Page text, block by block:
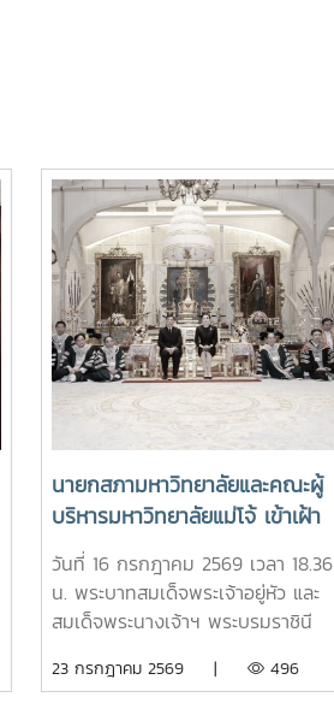
นายกสภามหาวิทยาลัยและคณะผู้
บริหารมหาวิทยาลัยแม่โจ้ เข้าเฝ้า
ทูลละอองธุลีพระบาท ทูลเกล้าฯ
ถวายปริญญาดุษฎีบัณฑิต
กิตติมศักดิ์ ครุยวิทยฐานะ และ
ความสำเร็จของมหาวิทยาลัยร่วม
วันที่ 16 กรกฎาคม 2569 เวลา 18.36
น. พระบาทสมเด็จพระเจ้าอยู่หัว และ
สมเด็จพระนางเจ้าฯ พระบรมราชินี
คณะผู้บริหารมหาวิทยาลัยแม่โจ้ เข้าเฝ้า
23 กรกฎาคม 2569 | 496